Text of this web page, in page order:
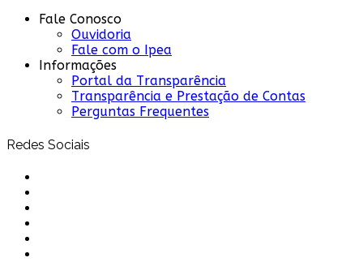
Fale Conosco
Ouvidoria
Fale com o Ipea
Informações
Portal da Transparência
Transparência e Prestação de Contas
Perguntas Frequentes
Redes Sociais